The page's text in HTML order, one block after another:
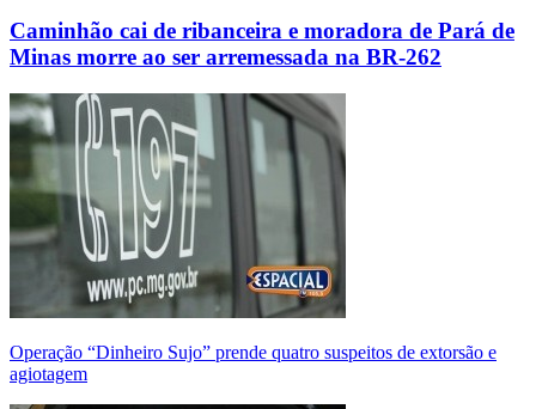
Caminhão cai de ribanceira e moradora de Pará de
Minas morre ao ser arremessada na BR-262
Operação “Dinheiro Sujo” prende quatro suspeitos de extorsão e
agiotagem